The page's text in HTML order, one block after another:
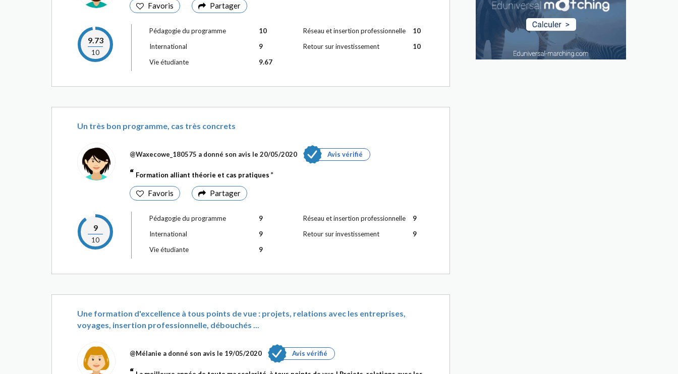
Favoris Partager
9.73
10
Pédagogie du programme
10
International
9
Vie étudiante
9.67
Réseau et insertion professionnelle
10
Retour sur investissement
10
Un très bon programme, cas très concrets
@Waxecowe_180575 a donné son avis le 20/05/2020 Avis vérifié
Formation alliant théorie et cas pratiques
Favoris Partager
9
10
Pédagogie du programme
9
International
9
Vie étudiante
9
Réseau et insertion professionnelle
9
Retour sur investissement
9
Une formation d'excellence à tous points de vue : projets, relations avec les entreprises,
voyages, insertion professionnelle, débouchés ...
@Mélanie a donné son avis le 19/05/2020 Avis vérifié